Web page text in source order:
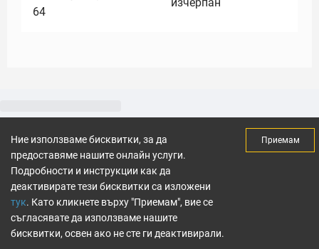
64
Ние използваме бисквитки, за да
предоставяме нашите онлайн услуги.
Подробности и инструкции как да
деактивирате тези бисквитки са изложени
тук. Като кликнете върху "Приемам", вие се
съгласявате да използваме нашите
бисквитки, освен ако не сте ги деактивирали.
Приемам